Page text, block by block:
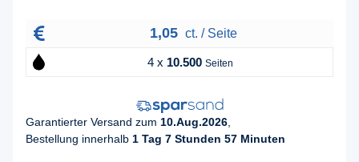
1,05 ct. / Seite
4 x 10.500 Seiten
Garantierter Versand zum 10.Aug.2026
Bestellung innerhalb 1 Tag 7 Stunden 57 Minuten